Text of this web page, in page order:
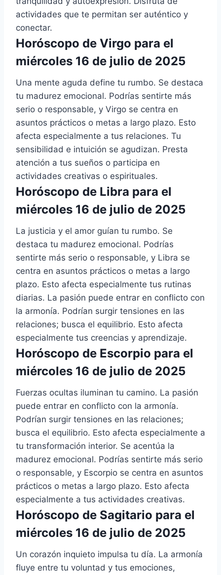
actividades que te permitan ser auténtico y
conectar.
Horóscopo de Virgo para el
miércoles 16 de julio de 2025
Una mente aguda define tu rumbo. Se destaca
tu madurez emocional. Podrías sentirte más
serio o responsable, y Virgo se centra en
asuntos prácticos o metas a largo plazo. Esto
afecta especialmente a tus relaciones. Tu
sensibilidad e intuición se agudizan. Presta
atención a tus sueños o participa en
actividades creativas o espirituales.
Horóscopo de Libra para el
miércoles 16 de julio de 2025
La justicia y el amor guían tu rumbo. Se
destaca tu madurez emocional. Podrías
sentirte más serio o responsable, y Libra se
centra en asuntos prácticos o metas a largo
plazo. Esto afecta especialmente tus rutinas
diarias. La pasión puede entrar en conflicto con
la armonía. Podrían surgir tensiones en las
relaciones; busca el equilibrio. Esto afecta
especialmente tus creencias y aprendizaje.
Horóscopo de Escorpio para el
miércoles 16 de julio de 2025
Fuerzas ocultas iluminan tu camino. La pasión
puede entrar en conflicto con la armonía.
Podrían surgir tensiones en las relaciones;
busca el equilibrio. Esto afecta especialmente a
tu transformación interior. Se acentúa la
madurez emocional. Podrías sentirte más serio
o responsable, y Escorpio se centra en asuntos
prácticos o metas a largo plazo. Esto afecta
especialmente a tus actividades creativas.
Horóscopo de Sagitario para el
miércoles 16 de julio de 2025
Un corazón inquieto impulsa tu día. La armonía
fluye entre tu voluntad y tus emociones,